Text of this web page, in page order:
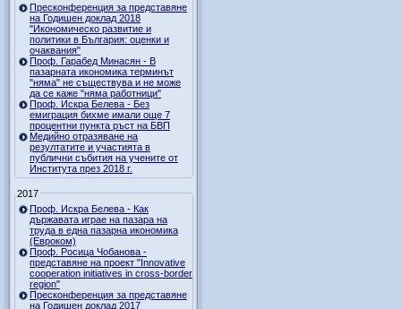
Пресконференция за представяне
на Годишен доклад 2018
"Икономическо развитие и
политики в България: оценки и
очаквания"
Проф. Гарабед Минасян - В
пазарната икономика терминът
"няма" не съществува и не може
да се каже "няма работници"
Проф. Искра Белева - Без
емиграция бихме имали още 7
процентни пункта ръст на БВП
Медийно отразяване на
резултатите и участията в
публични събития на учените от
Института през 2018 г.
2017
Проф. Искра Белева - Как
държавата играе на пазара на
труда в една пазарна икономика
(Евроком)
Проф. Росица Чобанова -
представяне на проект "Innovative
cooperation initiatives in cross-border
region"
Пресконференция за представяне
на Годишен доклад 2017